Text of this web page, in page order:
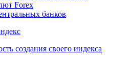
Forex
банков
создания своего индекса